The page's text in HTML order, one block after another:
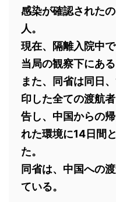
感染が確認された
人。
現在、隔離入院中
当局の観察下にある
また、同省は同日
印した全ての渡航
告し、中国からの
れた環境に14日間
た。
同省は、中国への
ている。